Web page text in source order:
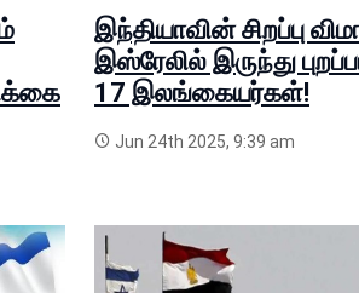
இந்தியாவின் சிறப்பு
இஸ்ரேலில் இருந்து
17 இலங்கையர்கள்!
Jun 24th 2025, 9:39 am